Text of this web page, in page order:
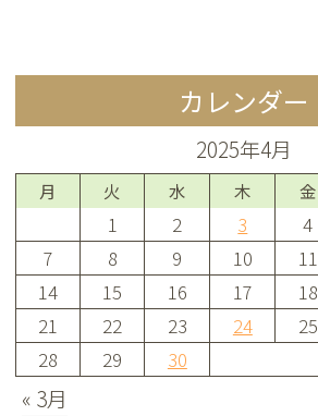
カレンダー
2025年4月
月 火 水 木 金
1 2 3 4
7
8 9 10 11
14
15 16 17 18
21
22 23 24 25
28
29 30
« 3月